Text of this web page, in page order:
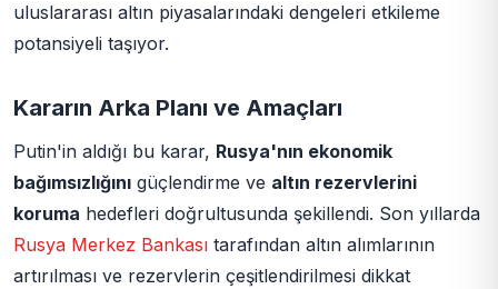
uluslararası altın piyasalarındaki dengeleri etkileme
potansiyeli taşıyor.
Kararın Arka Planı ve Amaçları
Putin'in aldığı bu karar, Rusya'nın ekonomik
bağımsızlığını güçlendirme ve altın rezervlerini
koruma hedefleri doğrultusunda şekillendi. Son yıllarda
Rusya Merkez Bankası tarafından altın alımlarının
artırılması ve rezervlerin çeşitlendirilmesi dikkat